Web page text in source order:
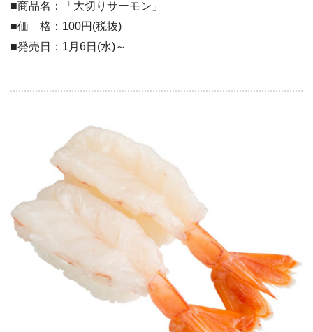
■商品名：「大切りサーモン」
■価 格：100円(税抜)
■発売日：1月6日(水)～